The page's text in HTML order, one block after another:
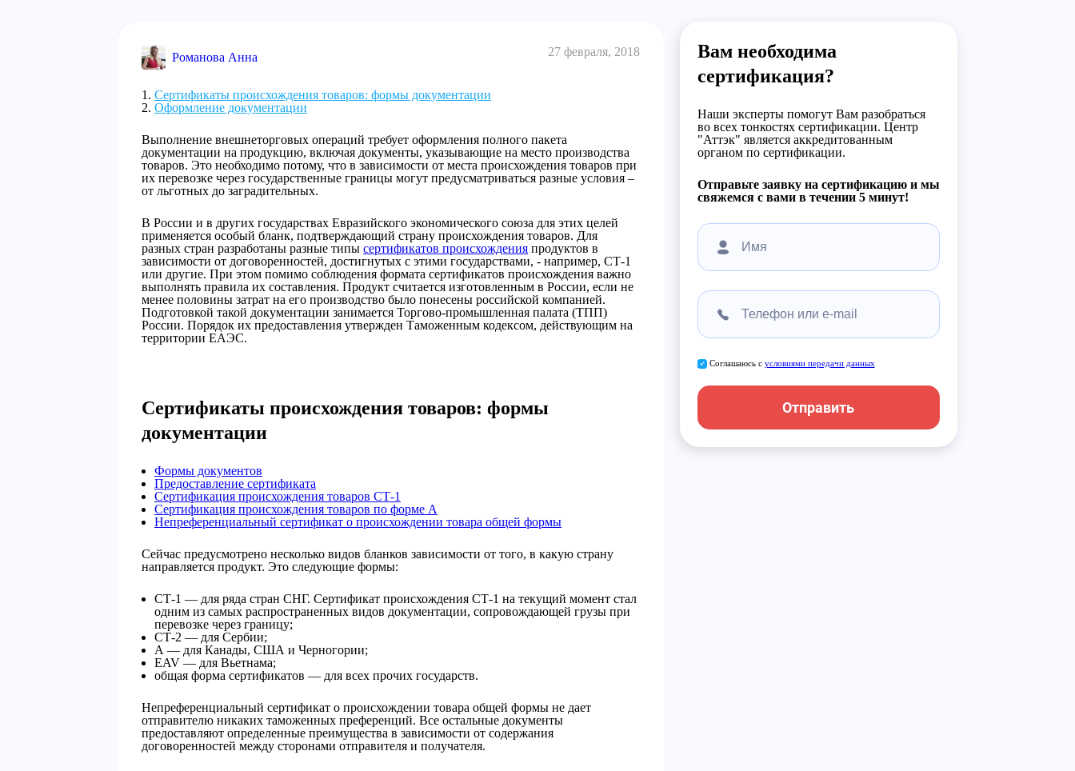
Романова Анна 27 февраля, 2018
Сертификаты происхождения товаров: формы документации
Оформление документации
Выполнение внешнеторговых операций требует оформления полного пакета
документации на продукцию, включая документы, указывающие на место производства
товаров. Это необходимо потому, что в зависимости от места происхождения товаров при
их перевозке через государственные границы могут предусматриваться разные условия –
от льготных до заградительных.
В России и в других государствах Евразийского экономического союза для этих целей
применяется особый бланк, подтверждающий страну происхождения товаров. Для
разных стран разработаны разные типы сертификатов происхождения продуктов в
зависимости от договоренностей, достигнутых с этими государствами, - например, СТ-1
или другие. При этом помимо соблюдения формата сертификатов происхождения важно
выполнять правила их составления. Продукт считается изготовленным в России, если не
менее половины затрат на его производство было понесены российской компанией.
Подготовкой такой документации занимается Торгово-промышленная палата (ТПП)
России. Порядок их предоставления утвержден Таможенным кодексом, действующим на
территории ЕАЭС.
Сертификаты происхождения товаров: формы
документации
Формы документов
Предоставление сертификата
Сертификация происхождения товаров СТ-1
Сертификация происхождения товаров по форме А
Непреференциальный сертификат о происхождении товара общей формы
Сейчас предусмотрено несколько видов бланков зависимости от того, в какую страну
направляется продукт. Это следующие формы:
СТ-1 — для ряда стран СНГ. Сертификат происхождения СТ-1 на текущий момент стал
одним из самых распространенных видов документации, сопровождающей грузы при
перевозке через границу;
СТ-2 — для Сербии;
А — для Канады, США и Черногории;
EAV — для Вьетнама;
общая форма сертификатов — для всех прочих государств.
Непреференциальный сертификат о происхождении товара общей формы не дает
отправителю никаких таможенных преференций. Все остальные документы
предоставляют определенные преимущества в зависимости от содержания
договоренностей между сторонами отправителя и получателя.
Вам необходима
сертификация?
Наши эксперты помогут Вам разобраться
во всех тонкостях сертификации. Центр
"Аттэк" является аккредитованным
органом по сертификации.
Отправьте заявку на сертификацию и мы
свяжемся с вами в течении 5 минут!
Соглашаюсь с условиями передачи данных
Отправить